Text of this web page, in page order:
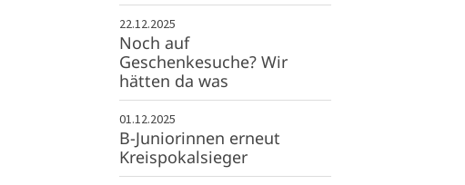
22.12.2025
Noch auf
Geschenkesuche? Wir
hätten da was
01.12.2025
B-Juniorinnen erneut
Kreispokalsieger